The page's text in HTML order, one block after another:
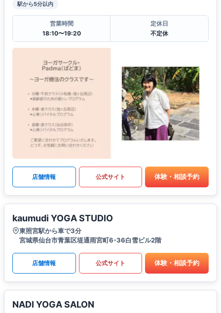
駅から5分以内
営業時間
18:10〜19:20
定休日
不定休
店舗情報 公式サイト 体験・相談予約
kaumudi YOGA STUDIO
東照宮駅から車で3分
宮城県仙台市青葉区堤通雨宮町6-36白雪ビル2階
店舗情報 公式サイト 体験・相談予約
NADI YOGA SALON